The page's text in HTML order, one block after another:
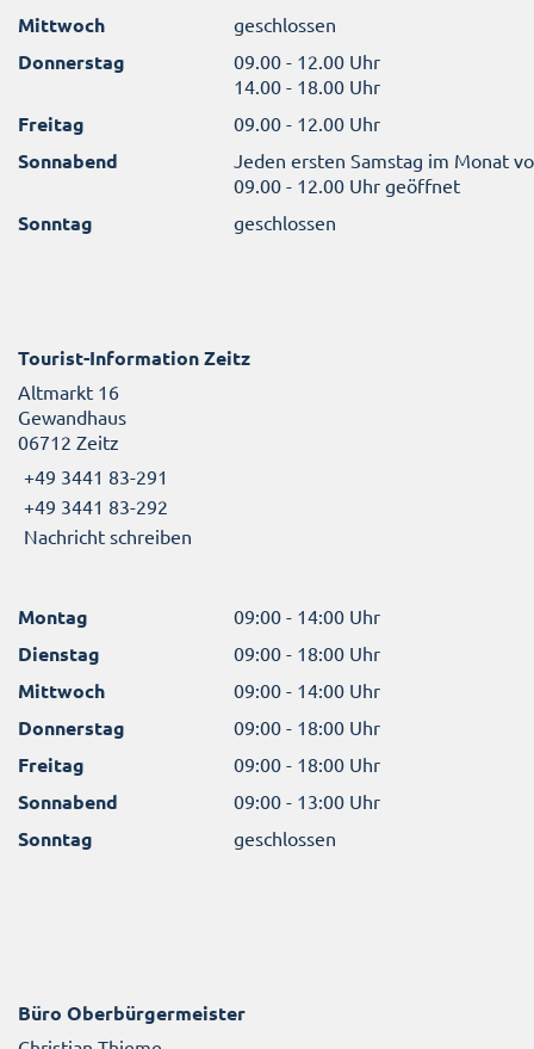
Mittwoch geschlossen
Donnerstag
09.00 - 12.00 Uhr
14.00 - 18.00 Uhr
Freitag 09.00 - 12.00 Uhr
Sonnabend
Jeden ersten Samstag im Monat
09.00 - 12.00 Uhr geöffnet
Sonntag geschlossen
Tourist-Information Zeitz
Altmarkt 16
Gewandhaus
06712 Zeitz
+49 3441 83-291
+49 3441 83-292
Nachricht schreiben
Montag 09:00 - 14:00 Uhr
Dienstag 09:00 - 18:00 Uhr
Mittwoch 09:00 - 14:00 Uhr
Donnerstag 09:00 - 18:00 Uhr
Freitag 09:00 - 18:00 Uhr
Sonnabend 09:00 - 13:00 Uhr
Sonntag geschlossen
Büro Oberbürgermeister